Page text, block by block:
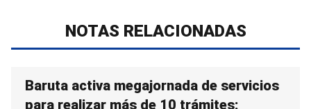
NOTAS RELACIONADAS
Baruta activa megajornada de servicios
para realizar más de 10 trámites: